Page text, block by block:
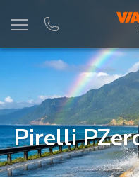
Pirelli
Информация Фото